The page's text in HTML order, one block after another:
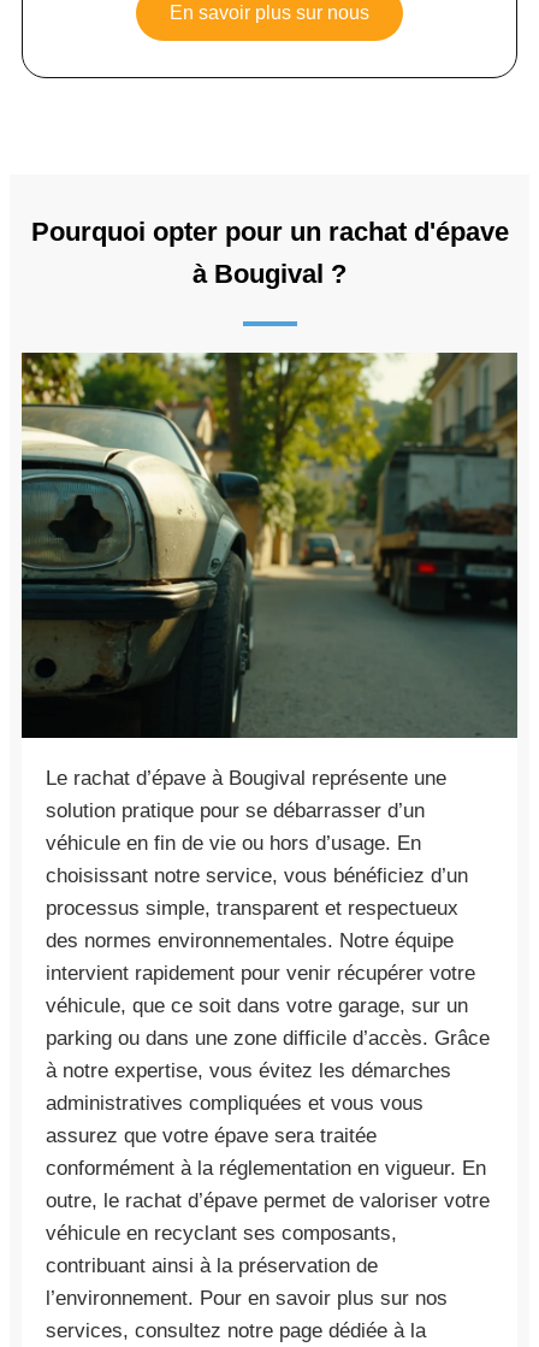
En savoir plus sur nous
Pourquoi opter pour un rachat d'épave
à Bougival ?
Le rachat d’épave à Bougival représente une
solution pratique pour se débarrasser d’un
véhicule en fin de vie ou hors d’usage. En
choisissant notre service, vous bénéficiez d’un
processus simple, transparent et respectueux
des normes environnementales. Notre équipe
intervient rapidement pour venir récupérer votre
véhicule, que ce soit dans votre garage, sur un
parking ou dans une zone difficile d’accès. Grâce
à notre expertise, vous évitez les démarches
administratives compliquées et vous vous
assurez que votre épave sera traitée
conformément à la réglementation en vigueur. En
outre, le rachat d’épave permet de valoriser votre
véhicule en recyclant ses composants,
contribuant ainsi à la préservation de
l’environnement. Pour en savoir plus sur nos
services, consultez notre page dédiée à la